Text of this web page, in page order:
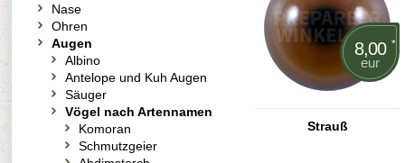
8,00 *
eur
Strauß
Nase
Ohren
Augen
Albino
Antelope und Kuh Augen
Säuger
Vögel nach Artennamen
Komoran
Schmutzgeier